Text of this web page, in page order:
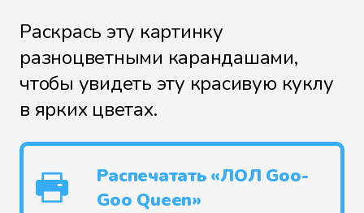
Раскрась эту картинку
разноцветными карандашами,
чтобы увидеть эту красивую куклу
в ярких цветах.
Распечатать «ЛОЛ Goo-
Goo Queen»